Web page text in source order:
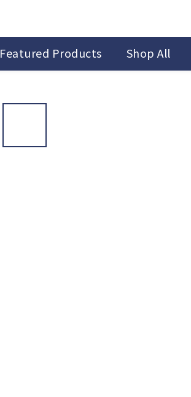
Featured Products Shop All